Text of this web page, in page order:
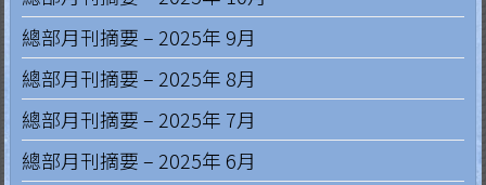
總部月刊摘要 – 2025年 9月
總部月刊摘要 – 2025年 8月
總部月刊摘要 – 2025年 7月
總部月刊摘要 – 2025年 6月